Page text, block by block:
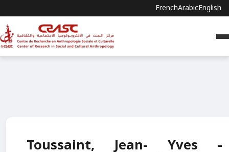
FrenchArabicEnglish
Toussaint, Jean- Yves -